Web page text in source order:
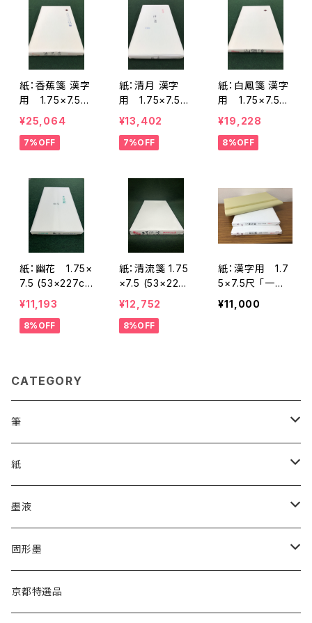
紙：香蕉箋 漢字
用 1.75×7.5
<商品番号1866
¥25,064
7%OFF
紙：清月 漢字
用 1.75×7.5
<商品番号1868
¥13,402
7%OFF
紙：白鳳箋 漢字
用 1.75×7.5
<商品番号1871
¥19,228
8%OFF
紙：幽花 1.75×
7.5 (53×227c
m) <商品番号
1931>
¥11,193
8%OFF
紙：清流箋 1.75
×7.5 (53×227
㎝) <商品番号
1941>
¥12,752
8%OFF
紙：漢字用 1.7
5×7.5尺 「一番
唐紙」 <商品番
号2079>
¥11,000
CATEGORY
筆
漢字用
高誠堂
あかしや
かな用
高誠堂
あかしや
紙
漢字用
半紙
半切
かな用
半紙
墨液
漢字用
かな用
固形墨
漢字用
京都特選品